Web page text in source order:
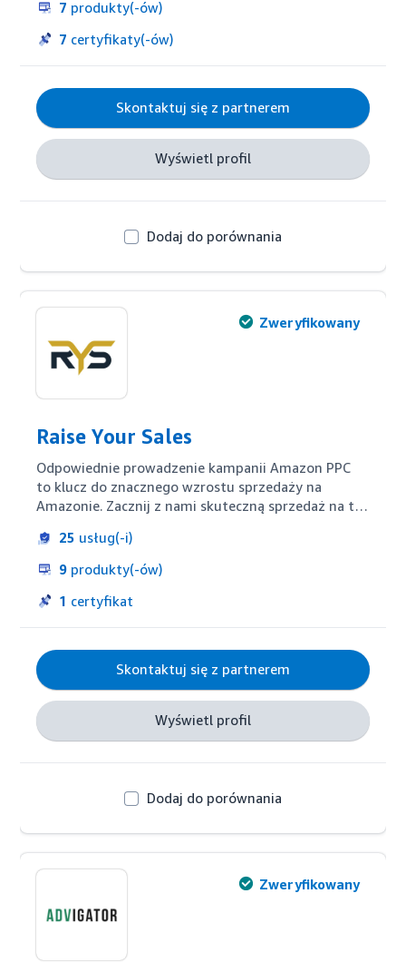
Ta pasja doprowadziła do wyróżnienia jako
najlepsza agencja w 2023 roku. Mieszanka precyzji
magnesy sprzedażowe!
7 produkty(-ów)
7 certyfikaty(-ów)
Skontaktuj się z partnerem
Wyświetl profil
Dodaj do porównania
Zweryfikowany
Raise Your Sales
Odpowiednie prowadzenie kampanii Amazon PPC
to klucz do znacznego wzrostu sprzedaży na
Amazonie. Zacznij z nami skuteczną sprzedaż na tej
Pomożemy Ci ustalić budżet reklamowy,
wybierzemy produkty do kampanii oraz
dobierzemy odpowiednie słowa kluczowe, na które
będziemy optymalizować kampanie.
25 usług(-i)
9 produkty(-ów)
1 certyfikat
Skontaktuj się z partnerem
Wyświetl profil
Dodaj do porównania
Zweryfikowany